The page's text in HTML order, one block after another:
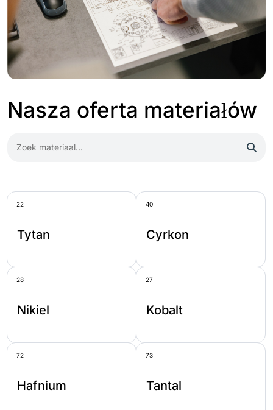
Nasza oferta materiałów
22
Tytan
40
Cyrkon
28
Nikiel
27
Kobalt
72
Hafnium
73
Tantal